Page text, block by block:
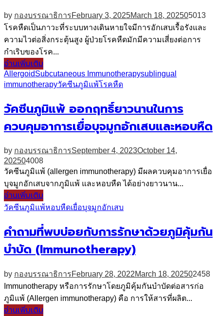
by กองบรรณาธิการFebruary 3, 2025March 18, 202505013
โรคหืดเป็นภาวะที่ระบบทางเดินหายใจมีการอักเสบเรื้อรังและ
ความไวต่อสิ่งกระตุ้นสูง ผู้ป่วยโรคหืดมักมีความเสี่ยงต่อการ
กำเริบของโรค...
อ่านเพิ่มเติม
AllergoidSubcutaneous Immunotherapysublingual
immunotherapyวัคซีนภูมิแพ้โรคหืด
วัคซีนภูมิแพ้ ออกฤทธิ์ยาวนานในการ
ควบคุมอาการเยื่อบุจมูกอักเสบและหอบหืด
by กองบรรณาธิการSeptember 4, 2023October 14,
202504008
วัคซีนภูมิแพ้ (allergen immunotherapy) มีผลควบคุมอาการเยื่อ
บุจมูกอักเสบจากภูมิแพ้ และหอบหืด ได้อย่างยาวนาน...
อ่านเพิ่มเติม
วัคซีนภูมิแพ้หอบหืดเยื่อบุจมูกอักเสบ
คำถามที่พบบ่อยกับการรักษาด้วยภูมิคุ้มกัน
บำบัด (Immunotherapy)
by กองบรรณาธิการFebruary 28, 2022March 18, 202502458
Immunotherapy หรือการรักษาโดยภูมิคุ้มกันบำบัดต่อสารก่อ
ภูมิแพ้ (Allergen immunotherapy) คือ การให้สารที่ผลิต...
อ่านเพิ่มเติม